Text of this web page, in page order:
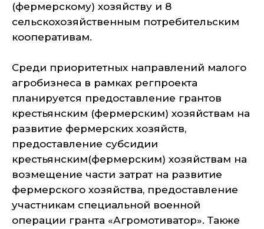
(фермерскому) хозяйству и 8
сельскохозяйственным потребительским
кооперативам.
Среди приоритетных направлений малого
агробизнеса в рамках регпроекта
планируется предоставление грантов
крестьянским (фермерским) хозяйствам на
развитие фермерских хозяйств,
предоставление субсидии
крестьянским(фермерским) хозяйствам на
возмещение части затрат на развитие
фермерского хозяйства, предоставление
участникам специальной военной
операции гранта «Агромотиватор». Также